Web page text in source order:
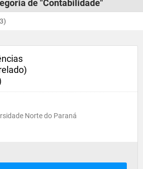
de "Contabilidade"
Norte do Paraná